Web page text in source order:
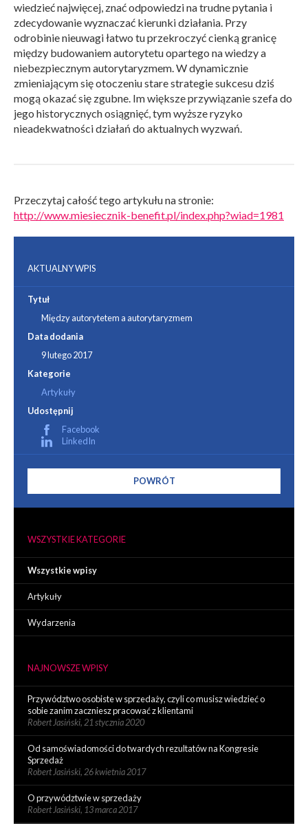
wiedzieć najwięcej, znać odpowiedzi na trudne pytania i
zdecydowanie wyznaczać kierunki działania. Przy
odrobinie nieuwagi łatwo tu przekroczyć cienką granicę
między budowaniem autorytetu opartego na wiedzy a
niebezpiecznym autorytaryzmem. W dynamicznie
zmieniającym się otoczeniu stare strategie sukcesu dziś
mogą okazać się zgubne. Im większe przywiązanie szefa do
jego historycznych osiągnięć, tym wyższe ryzyko
nieadekwatności działań do aktualnych wyzwań.
Przeczytaj całość tego artykułu na stronie:
http://www.miesiecznik-benefit.pl/index.php?wiad=1981
AKTUALNY WPIS
Tytuł
Między autorytetem a autorytaryzmem
Data dodania
9 lutego 2017
Kategorie
Artykuły
Udostępnij
Facebook
LinkedIn
POWRÓT
WSZYSTKIE KATEGORIE
Wszystkie wpisy
Artykuły
Wydarzenia
NAJNOWSZE WPISY
Przywództwo osobiste w sprzedaży, czyli co musisz wiedzieć o
sobie zanim zaczniesz pracować z klientami
Robert Jasiński, 21 stycznia 2020
Od samoświadomości do twardych rezultatów na Kongresie
Sprzedaż
Robert Jasiński, 26 kwietnia 2017
O przywództwie w sprzedaży
Robert Jasiński, 13 marca 2017